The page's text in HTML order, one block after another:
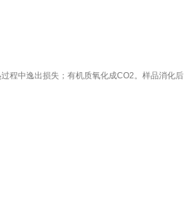
程中逸出损失；有机质氧化成CO2。样品消化